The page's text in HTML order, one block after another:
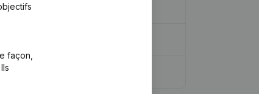
etc...)
façon,